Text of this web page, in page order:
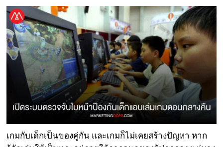
เกมกับเด็กเป็นของคู่กัน และเกมก็ไม่เคยสร้างปัญหา หาก